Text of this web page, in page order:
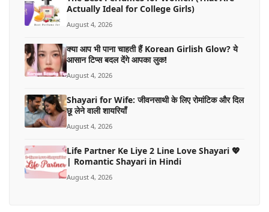
Actually Ideal for College Girls)
August 4, 2026
क्या आप भी पाना चाहती हैं Korean Girlish Glow? ये
आसान टिप्स बदल देंगे आपका लुक!
August 4, 2026
Shayari for Wife: जीवनसाथी के लिए रोमांटिक और दिल
छू लेने वाली शायरियाँ
August 4, 2026
Life Partner Ke Liye 2 Line Love Shayari 💖
| Romantic Shayari in Hindi
August 4, 2026